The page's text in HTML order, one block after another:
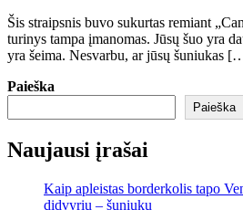
Šis straipsnis buvo sukurtas remiant
turinys tampa įmanomas. Jūsų šuo yra
yra šeima. Nesvarbu, ar jūsų šuniukas
Paieška
Paieška
Naujausi įrašai
Kaip apleistas borderkolis tapo
didvyriu – šuniuku